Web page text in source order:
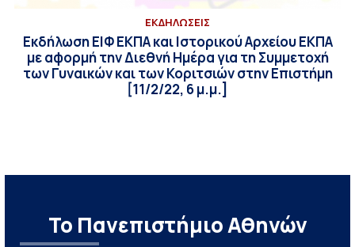
ΕΚΔΗΛΩΣΕΙΣ
Εκδήλωση ΕΙΦ ΕΚΠΑ και Ιστορικού Αρχείου ΕΚΠΑ
με αφορμή την Διεθνή Ημέρα για τη Συμμετοχή
των Γυναικών και των Κοριτσιών στην Επιστήμη
[11/2/22, 6 μ.μ.]
Το Πανεπιστήμιο Αθηνών